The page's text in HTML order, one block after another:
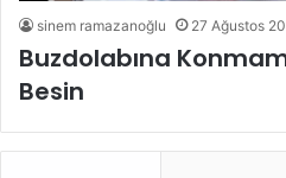
sinem ramazanoğlu 27 Ağustos
Buzdolabına
Besin